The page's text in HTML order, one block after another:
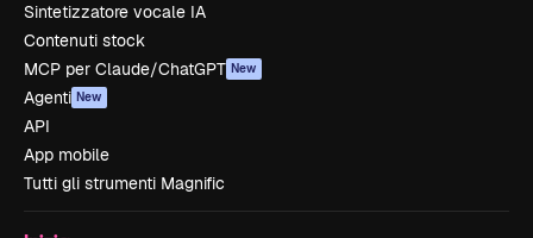
Sintetizzatore vocale IA
Contenuti stock
MCP per Claude/ChatGPT New
Agenti New
API
App mobile
Tutti gli strumenti Magnific